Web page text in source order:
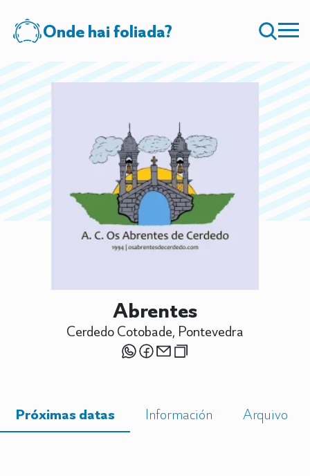
Onde hai foliada?
Abrentes
Cerdedo Cotobade, Pontevedra
Próximas datas Información Arquivo